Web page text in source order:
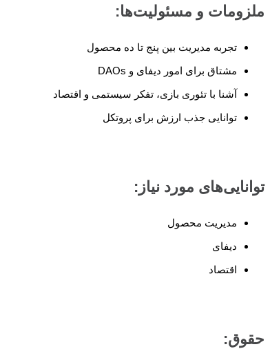
ملزومات و مسئولیت‌ها:
تجربه مدیریت بین پنج تا ده محصول
مشتاق برای امور دیفای و DAOs
آشنا با تئوری بازی، تفکر سیستمی و اقتصاد
توانایی جذب ارزش برای پروتکل
توانایی‌های مورد نیاز:
مدیریت محصول
دیفای
اقتصاد
حقوق: